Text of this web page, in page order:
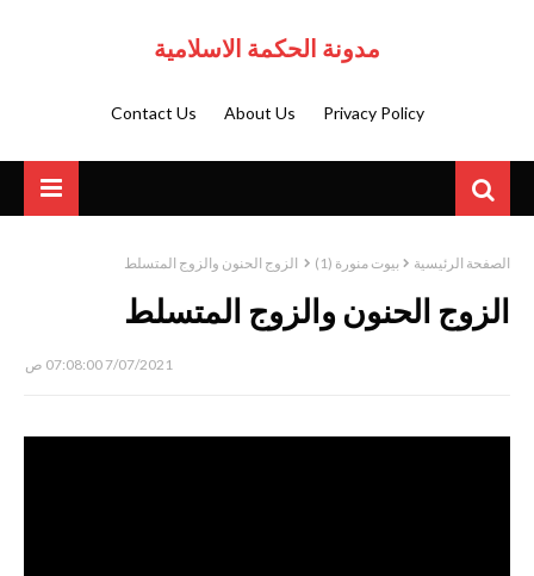
مدونة الحكمة الاسلامية
Privacy Policy
About Us
Contact Us
الصفحة الرئيسية بيوت منورة (1) الزوج الحنون والزوج المتسلط
الزوج الحنون والزوج المتسلط
7/07/2021 07:08:00 ص